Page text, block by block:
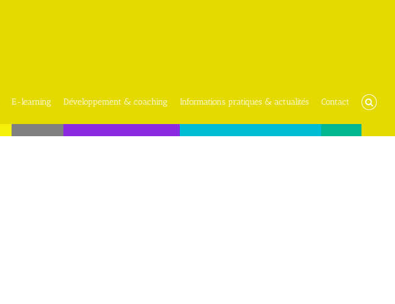
E-learning Développement & coaching Informations pratiques & actualités Contact